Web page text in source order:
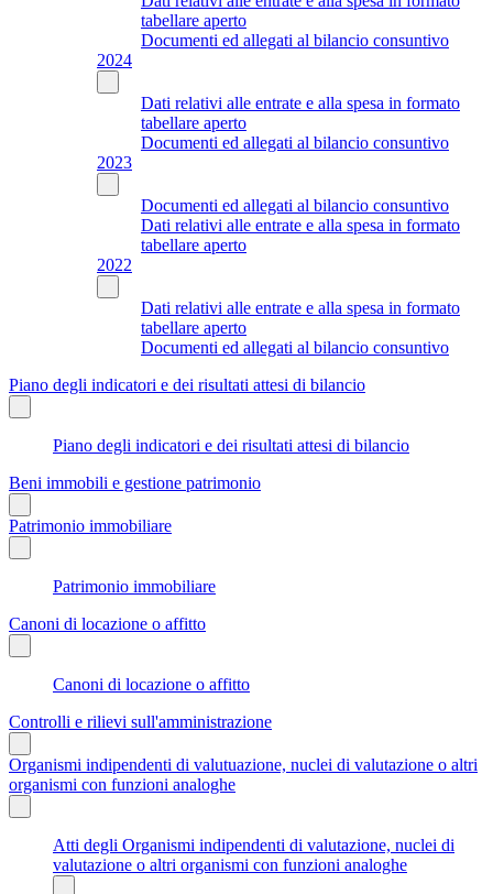
tabellare aperto
Documenti ed allegati al bilancio consuntivo
2024
Dati relativi alle entrate e alla spesa in formato
tabellare aperto
Documenti ed allegati al bilancio consuntivo
2023
Documenti ed allegati al bilancio consuntivo
Dati relativi alle entrate e alla spesa in formato
tabellare aperto
2022
Dati relativi alle entrate e alla spesa in formato
tabellare aperto
Documenti ed allegati al bilancio consuntivo
Piano degli indicatori e dei risultati attesi di bilancio
Piano degli indicatori e dei risultati attesi di bilancio
Beni immobili e gestione patrimonio
Patrimonio immobiliare
Patrimonio immobiliare
Canoni di locazione o affitto
Canoni di locazione o affitto
Controlli e rilievi sull'amministrazione
Organismi indipendenti di valutuazione, nuclei di valutazione o altri
organismi con funzioni analoghe
Atti degli Organismi indipendenti di valutazione, nuclei di
valutazione o altri organismi con funzioni analoghe